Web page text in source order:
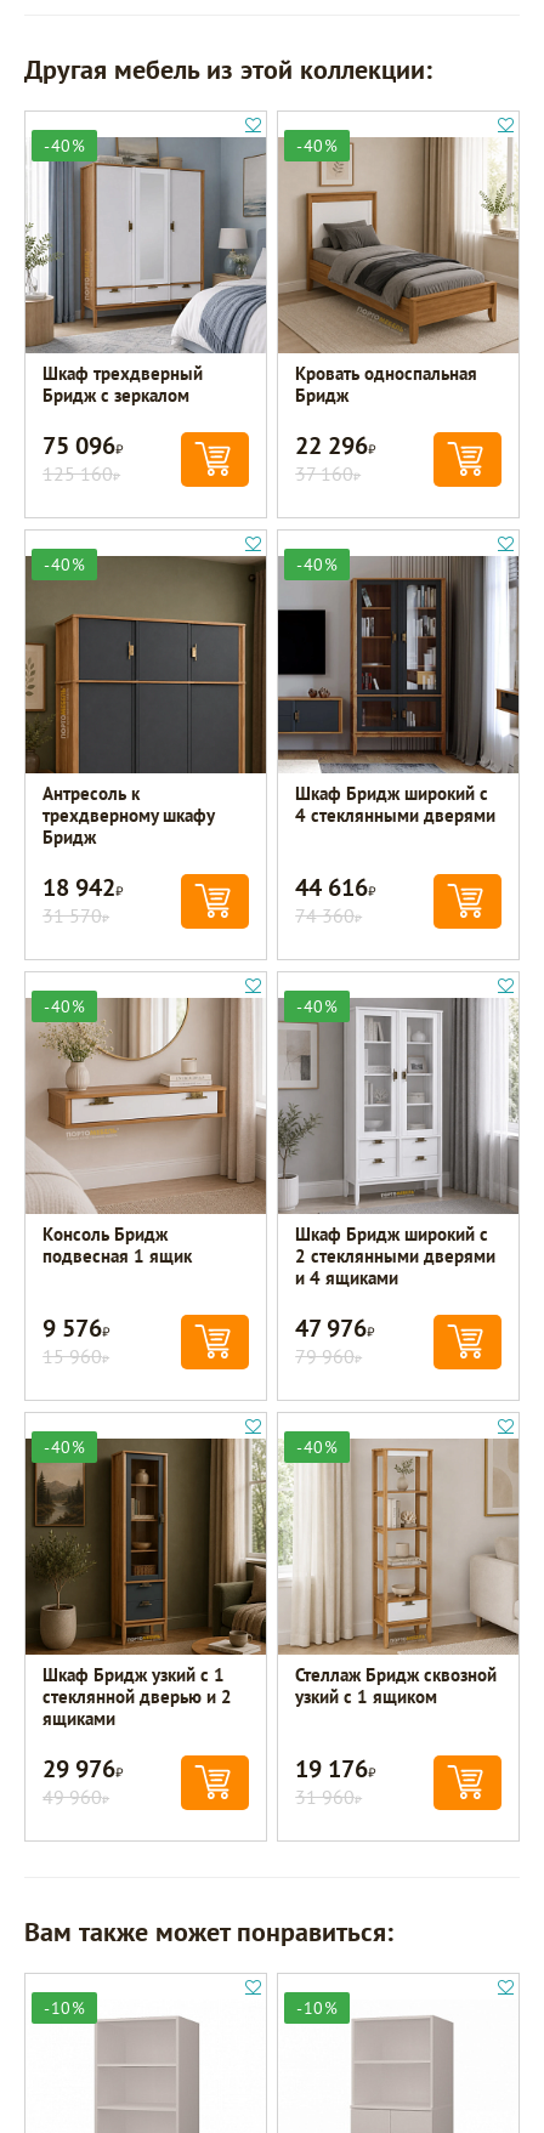
Другая мебель из этой коллекции:
-40%
Шкаф трехдверный
Бридж с зеркалом
75 096Р
125 160Р
-40%
Кровать односпальная
Бридж
22 296Р
37 160Р
-40%
Антресоль к
трехдверному шкафу
Бридж
18 942Р
31 570Р
-40%
Шкаф Бридж широкий с
4 стеклянными дверями
44 616Р
74 360Р
-40%
Консоль Бридж
подвесная 1 ящик
9 576Р
15 960Р
-40%
Шкаф Бридж широкий с
2 стеклянными дверями
и 4 ящиками
47 976Р
79 960Р
-40%
Шкаф Бридж узкий с 1
стеклянной дверью и 2
ящиками
29 976Р
49 960Р
-40%
Стеллаж Бридж сквозной
узкий с 1 ящиком
19 176Р
31 960Р
Вам также может понравиться:
-10% -10%